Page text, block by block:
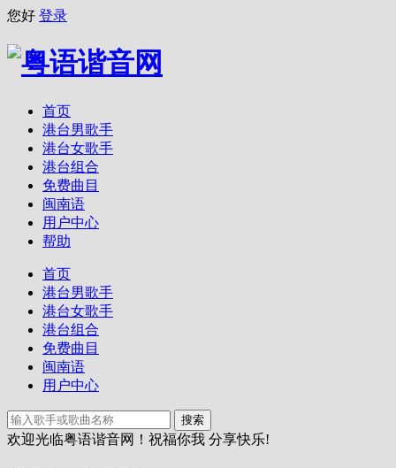
您好 登录
首页
港台男歌手
港台女歌手
港台组合
免费曲目
闽南语
用户中心
帮助
首页
港台男歌手
港台女歌手
港台组合
免费曲目
闽南语
用户中心
搜索
欢迎光临粤语谐音网！祝福你我 分享快乐!